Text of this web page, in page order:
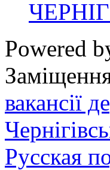
Powered
вакансії
Русская